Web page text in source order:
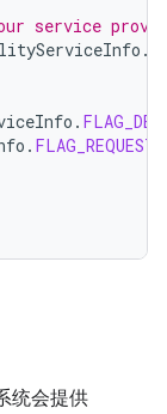
service
.
.
.
统会提供